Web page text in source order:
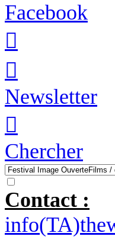
Facebook


Newsletter

Chercher
Contact :